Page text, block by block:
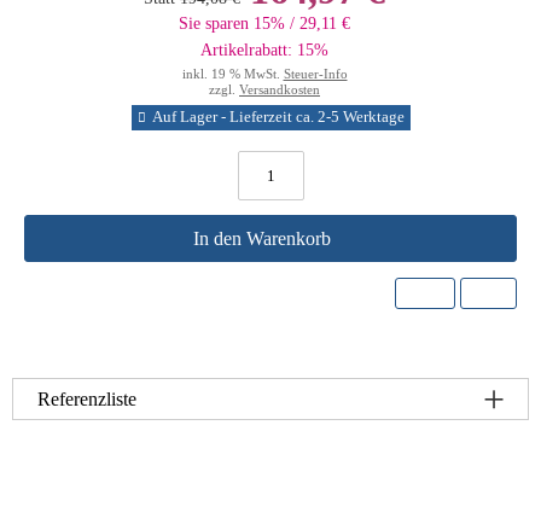
Sie sparen 15% / 29,11 €
Artikelrabatt: 15%
inkl. 19 % MwSt. Steuer-Info
zzgl. Versandkosten
Auf Lager - Lieferzeit ca. 2-5 Werktage
In den Warenkorb
Referenzliste